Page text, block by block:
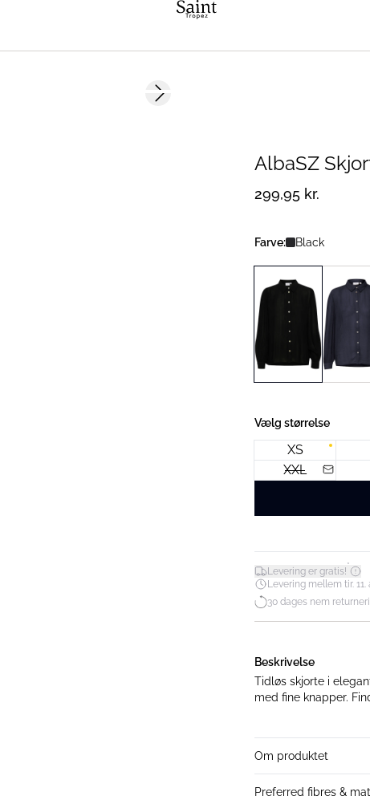
Next slide
AlbaSZ
299,95 kr.
Farve: Black
Vælg størrelse
XS
XXL
Levering er gratis!*
Levering mellem tir. 11.
30 dages nem
Beskrivelse
Tidløs skjorte i
Om produktet
Preferred fibres &